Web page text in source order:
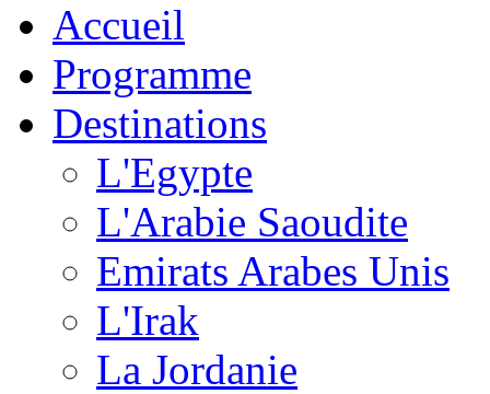
Accueil
Programme
Destinations
L'Egypte
L'Arabie Saoudite
Emirats Arabes Unis
L'Irak
La Jordanie